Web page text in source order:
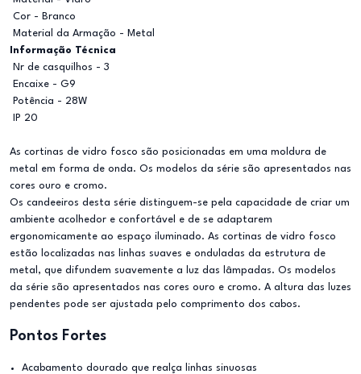
Cor - Branco
Material da Armação - Metal
Informação Técnica
Nr de casquilhos - 3
Encaixe - G9
Potência - 28W
IP 20
As cortinas de vidro fosco são posicionadas em uma moldura de
metal em forma de onda. Os modelos da série são apresentados nas
cores ouro e cromo.
Os candeeiros desta série distinguem-se pela capacidade de criar um
ambiente acolhedor e confortável e de se adaptarem
ergonomicamente ao espaço iluminado. As cortinas de vidro fosco
estão localizadas nas linhas suaves e onduladas da estrutura de
metal, que difundem suavemente a luz das lâmpadas. Os modelos
da série são apresentados nas cores ouro e cromo. A altura das luzes
pendentes pode ser ajustada pelo comprimento dos cabos.
Pontos Fortes
Acabamento dourado que realça linhas sinuosas